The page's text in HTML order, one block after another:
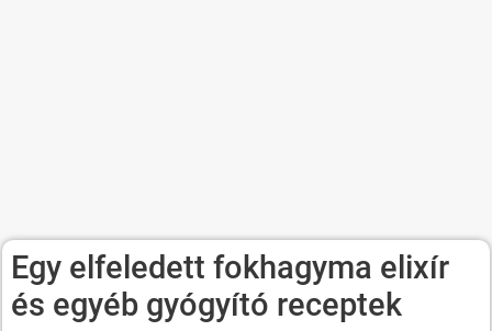
Egy elfeledett fokhagyma elixír
és egyéb gyógyító receptek